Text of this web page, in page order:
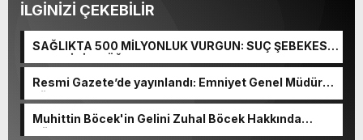
İLGİNİZİ ÇEKEBİLİR
SAĞLIKTA 500 MİLYONLUK VURGUN: SUÇ ŞEBEKESİ
KAÇIŞ İÇİN DÜĞMEYE BASTI!
Resmi Gazete’de yayınlandı: Emniyet Genel Müdürü
görevden alındı!
Muhittin Böcek'in Gelini Zuhal Böcek Hakkında
Gözaltı Kararı!